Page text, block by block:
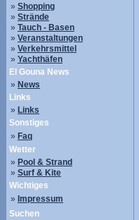
» Shopping
» Strände
» Tauch - Basen
» Veranstaltungen
» Verkehrsmittel
» Yachthäfen
El Gouna News
» News
Links
» Links
Sonstiges
» Faq
Wetter
» Pool & Strand
» Surf & Kite
Wichtiges
» Impressum
Suchen